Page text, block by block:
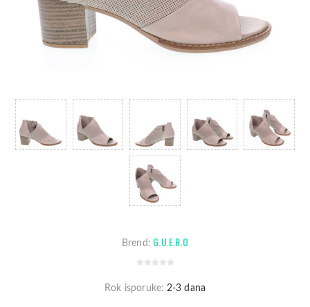
Brend: G.U.E.R.O
Rok isporuke: 2-3 dana